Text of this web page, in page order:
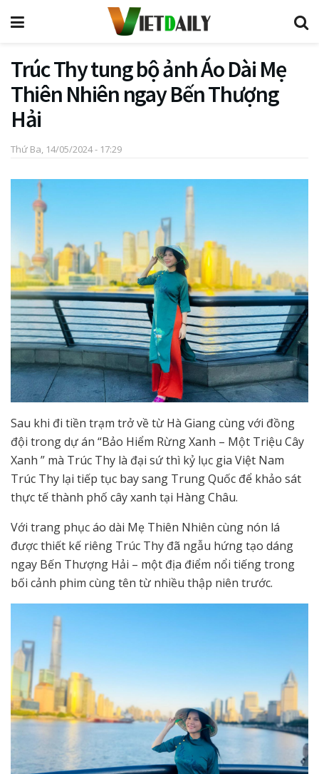
Trúc Thy tung bộ ảnh Áo Dài Mẹ
Thiên Nhiên ngay Bến Thượng
Hải
Thứ Ba, 14/05/2024 - 17:29
Sau khi đi tiền trạm trở về từ Hà Giang cùng với đồng
đội trong dự án “Bảo Hiểm Rừng Xanh – Một Triệu Cây
Xanh ” mà Trúc Thy là đại sứ thì kỷ lục gia Việt Nam
Trúc Thy lại tiếp tục bay sang Trung Quốc để khảo sát
thực tế thành phố cây xanh tại Hàng Châu.
Với trang phục áo dài Mẹ Thiên Nhiên cùng nón lá
được thiết kế riêng Trúc Thy đã ngẫu hứng tạo dáng
ngay Bến Thượng Hải – một địa điểm nổi tiếng trong
bối cảnh phim cùng tên từ nhiều thập niên trước.